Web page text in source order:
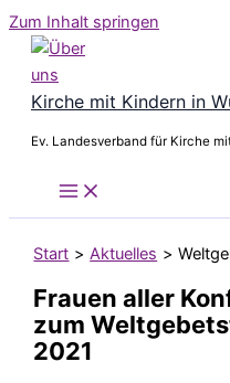
Zum Inhalt springen
Kirche mit Kindern in
Ev. Landesverband für Kirche
Start Aktuelles
Frauen aller
zum
2021